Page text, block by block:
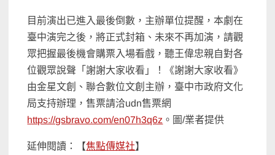
目前演出已進入最後倒數，主辦單位提醒，本劇在
臺中演完之後，將正式封箱、未來不再加演，請觀
眾把握最後機會購票入場看戲，聽王偉忠親自對各
位觀眾說聲「謝謝大家收看」！《謝謝大家收看》
由金星文創、聯合數位文創主辦，臺中市政府文化
局支持辦理，售票請洽udn售票網
https://gsbravo.com/en07h3q6z 。圖/業者提供
延伸閱讀：【焦點傳媒社】